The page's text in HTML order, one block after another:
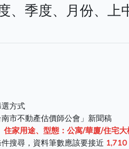
、季度、月份、上
方式
市不動產估價師公會」新聞稿
家用途、型態：公寓/華廈/住宅
搜尋，資料筆數應該要接近 1,710